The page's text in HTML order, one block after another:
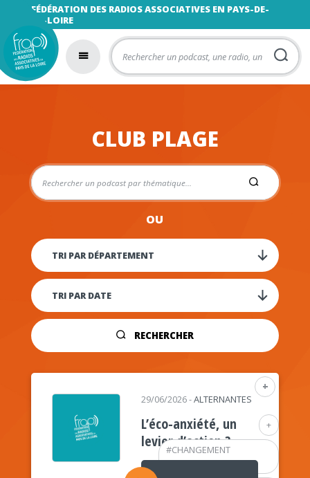
FÉDÉRATION DES RADIOS ASSOCIATIVES EN PAYS-DE-
LA-LOIRE
CLUB PLAGE
OU
RECHERCHER
+
+
#CHANGEMENT
CLIMATIQUE
29/06/2026-ALTERNANTES
L’éco-anxiété, un
levier d’action ?
Lecteur